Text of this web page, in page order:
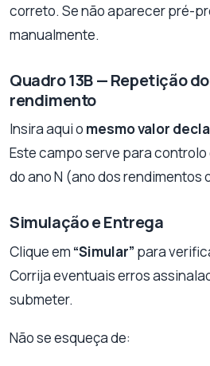
correto. Se não aparecer pré-
manualmente.
Quadro 13B — Repetição
rendimento
Insira aqui o mesmo valor
Este campo serve para
do ano N (ano dos rendimentos
Simulação e Entrega
Clique em “Simular” para
Corrija eventuais erros
submeter.
Não se esqueça de: